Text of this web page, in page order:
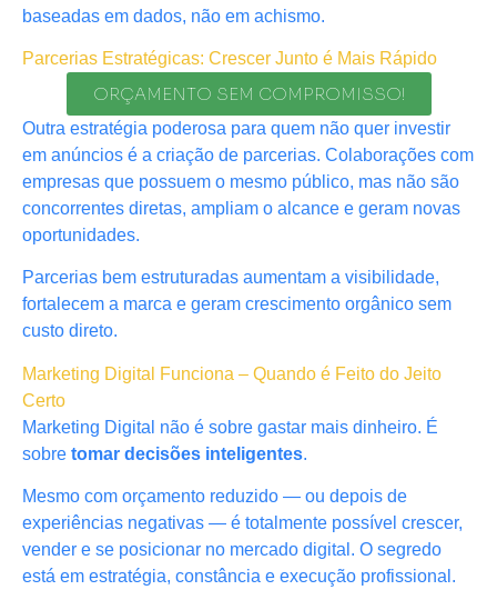
baseadas em dados, não em achismo.
Parcerias Estratégicas: Crescer Junto é Mais Rápido
ORÇAMENTO SEM COMPROMISSO!
Outra estratégia poderosa para quem não quer investir
em anúncios é a criação de parcerias. Colaborações com
empresas que possuem o mesmo público, mas não são
concorrentes diretas, ampliam o alcance e geram novas
oportunidades.
Parcerias bem estruturadas aumentam a visibilidade,
fortalecem a marca e geram crescimento orgânico sem
custo direto.
Marketing Digital Funciona – Quando é Feito do Jeito
Certo
Marketing Digital não é sobre gastar mais dinheiro. É
sobre tomar decisões inteligentes.
Mesmo com orçamento reduzido — ou depois de
experiências negativas — é totalmente possível crescer,
vender e se posicionar no mercado digital. O segredo
está em estratégia, constância e execução profissional.